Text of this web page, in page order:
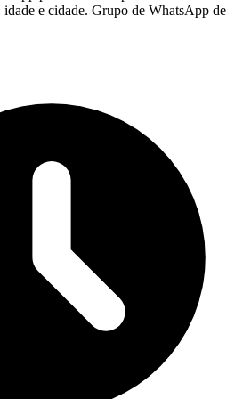
e cidade. Grupo de WhatsApp de